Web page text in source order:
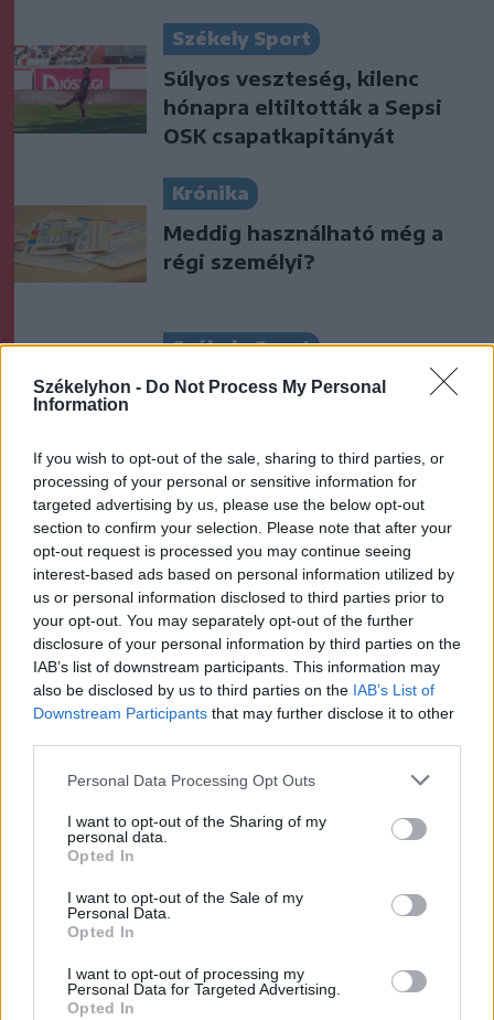
Székelyhon - Do Not Process My Personal
Information
If you wish to opt-out of the sale, sharing to third parties, or
processing of your personal or sensitive information for
targeted advertising by us, please use the below opt-out
section to confirm your selection. Please note that after your
opt-out request is processed you may continue seeing
interest-based ads based on personal information utilized by
us or personal information disclosed to third parties prior to
your opt-out. You may separately opt-out of the further
disclosure of your personal information by third parties on the
IAB’s list of downstream participants. This information may
also be disclosed by us to third parties on the IAB’s List of
Downstream Participants that may further disclose it to other
Personal Data Processing Opt Outs
I want to opt-out of the Sharing of my
personal data.
Opted In
I want to opt-out of the Sale of my
Personal Data.
Opted In
I want to opt-out of processing my
Personal Data for Targeted Advertising.
Opted In
Székely Sport
Súlyos veszteség, kilenc
hónapra eltiltották a Sepsi
OSK csapatkapitányát
Krónika
Meddig használható még a
régi személyi?
Székely Sport
Stabil védekezés és
Nőileg
Sándor Ella: Na, indíts, s
menjünk!
A rovat további cikkei